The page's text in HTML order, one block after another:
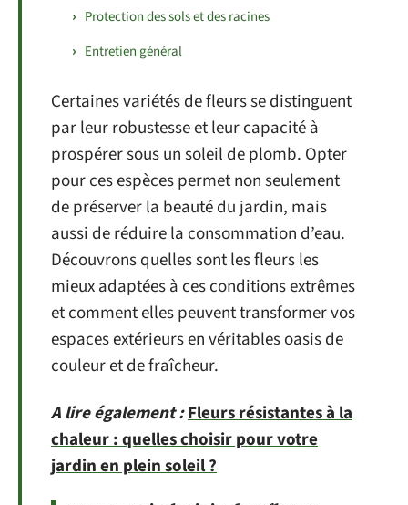
Protection des sols et des racines
Entretien général
Certaines variétés de fleurs se distinguent
par leur robustesse et leur capacité à
prospérer sous un soleil de plomb. Opter
pour ces espèces permet non seulement
de préserver la beauté du jardin, mais
aussi de réduire la consommation d’eau.
Découvrons quelles sont les fleurs les
mieux adaptées à ces conditions extrêmes
et comment elles peuvent transformer vos
espaces extérieurs en véritables oasis de
couleur et de fraîcheur.
A lire également :Fleurs résistantes à la
chaleur : quelles choisir pour votre
jardin en plein soleil ?